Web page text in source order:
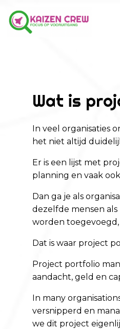
Wat is
In veel organisaties
het niet altijd
Er is een lijst met
planning en vaak
Dan ga je als
dezelfde mensen
worden
Dat is waar project
Project portfolio
aandacht, geld en
In many
versnipperd en
we dit project